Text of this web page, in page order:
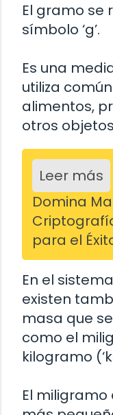
El gramo se
símbolo ‘g’.
Es una
utiliza
alimentos,
otros
Leer más
Domina
para el
En el
existen
masa que
como el
kilogramo
El